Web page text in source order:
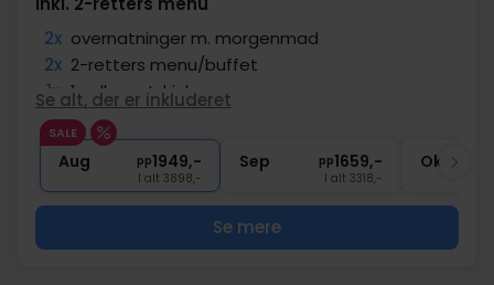
2x overnatninger m. morgenmad
2x 2-retters menu/buffet
1x 1 velkomstdrink
1x fl. vin pr. værelse ved afrejse
1x Adgang til sauna
Se alt, der er inkluderet
SALE
Aug pp1949,-
I alt 3898,-
Sep pp1659,-
I alt 3318,-
Okt
Se mere